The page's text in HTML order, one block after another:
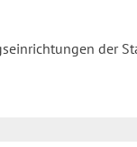
der